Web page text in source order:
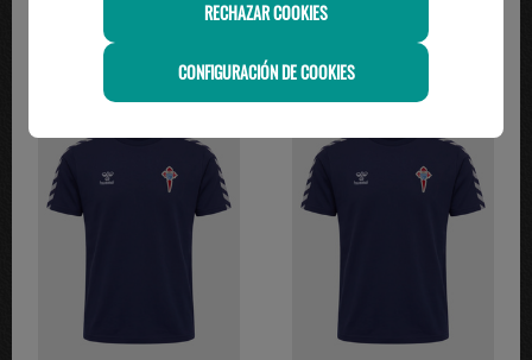
RECHAZAR COOKIES
CONFIGURACIÓN DE COOKIES